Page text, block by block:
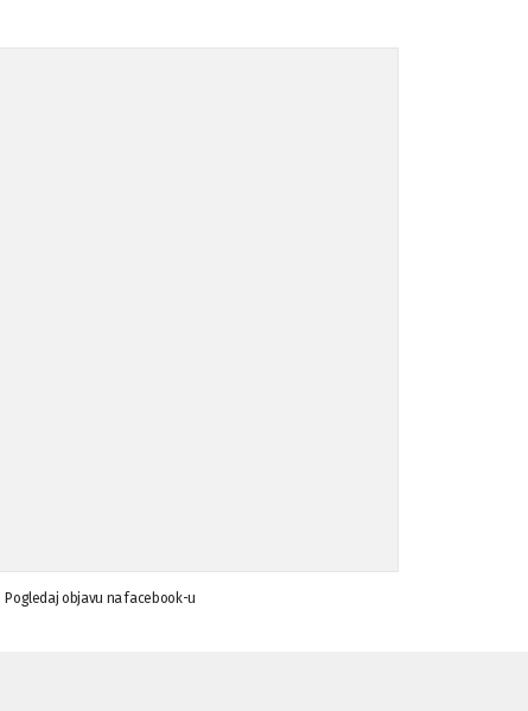
09.11.'15 Osuda incidenta tokom dženaze na Pe ...
Pogledaj objavu na facebook-u